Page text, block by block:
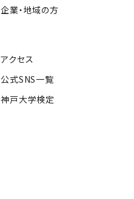
企業・地域の方
アクセス
公式SNS一覧
神戸大学検定